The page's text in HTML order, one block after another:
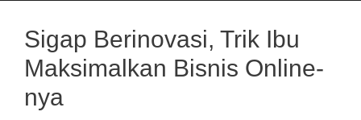
Sigap Berinovasi, Trik Ibu
Maksimalkan Bisnis Online-
nya